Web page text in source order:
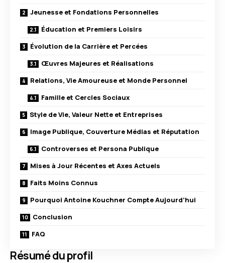
Jeunesse et Fondations Personnelles
Éducation et Premiers Loisirs
Évolution de la Carrière et Percées
Œuvres Majeures et Réalisations
Relations, Vie Amoureuse et Monde Personnel
Famille et Cercles Sociaux
Style de Vie, Valeur Nette et Entreprises
Image Publique, Couverture Médias et Réputation
Controverses et Persona Publique
Mises à Jour Récentes et Axes Actuels
Faits Moins Connus
Pourquoi Antoine Kouchner Compte Aujourd’hui
Conclusion
FAQ
Résumé du profil